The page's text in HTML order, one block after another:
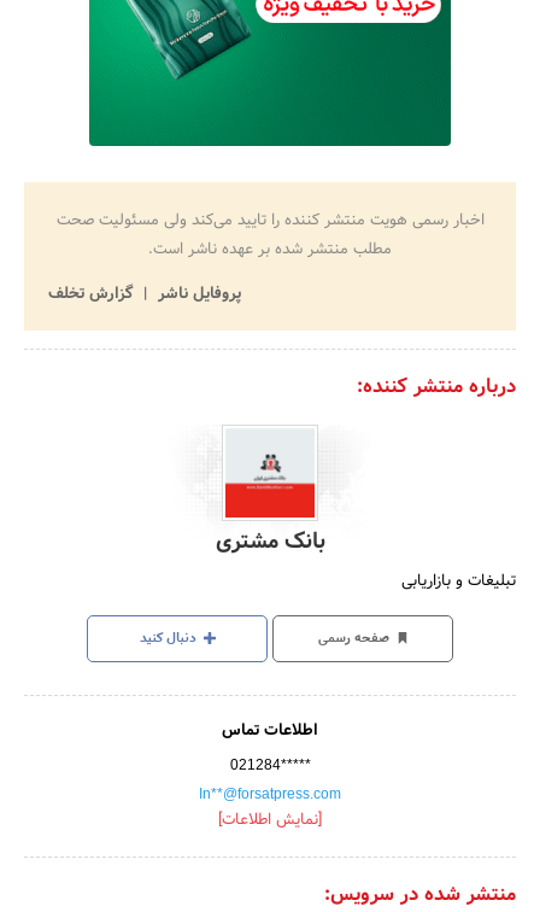
اخبار رسمی هویت منتشر کننده را تایید می‌کند ولی مسئولیت صحت
مطلب منتشر شده بر عهده ناشر است.
پروفایل ناشر
گزارش تخلف
درباره منتشر کننده:
بانک مشتری
تبلیغات و بازاریابی
صفحه رسمی دنبال کنید
اطلاعات تماس
021284*****
In**@forsatpress.com
[نمایش اطلاعات]
منتشر شده در سرویس: